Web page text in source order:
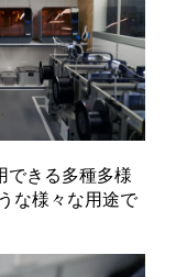
できる多種多様
な様々な用途で